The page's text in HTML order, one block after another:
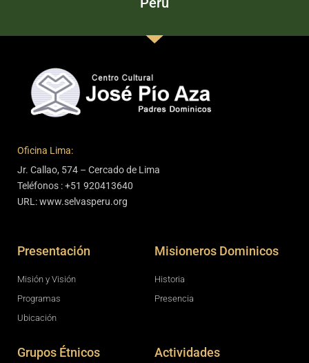
Oficina Lima:
Jr. Callao, 574 – Cercado de Lima
Teléfonos : +51 920413640
URL: www.selvasperu.org
Presentación
Misión y Visión
Programas
Ubicación
Misioneros Dominicos
Historia
Presencia
Grupos Étnicos Actividades